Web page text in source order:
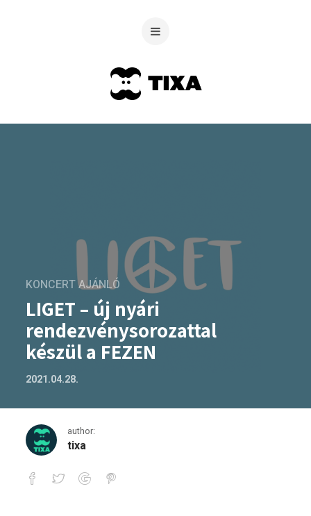
KONCERT AJÁNLÓ
LIGET – új nyári
rendezvénysorozattal
készül a FEZEN
2021.04.28.
author:
tixa